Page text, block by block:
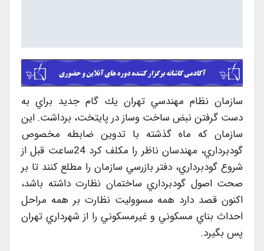
سازمان نظام مهندسي تهران يك گام جديد براي به
دست گرفتن نبض ساخت وساز در پايتخت، برداشت. اين
سازمان كه ماه گذشته با تدوين ضابطه مخصوص
گودبرداري، مهندسان ناظر را مكلف كرد 24ساعت قبل از
شروع گودبرداري، دفتر بازرسي سازمان را مطلع كنند تا بر
صحت اصول گودبرداري ساختمان نظارت داشته باشد،
اكنون قصد دارد همه مسووليت نظارت بر همه مراحل
احداث بناي مسكوني و غيرمسكوني را از شهرداري تهران
پس بگيرد.